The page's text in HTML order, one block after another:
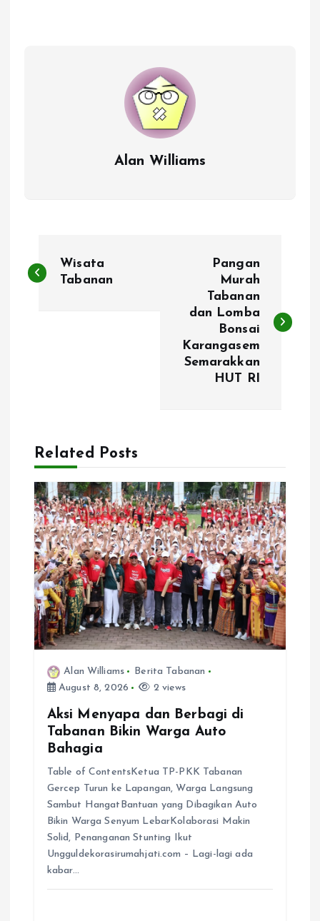
Alan Williams
o
v
g
a
t
Wisata
Tabanan
Pangan
Murah
Tabanan
dan Lomba
Bonsai
Karangasem
Semarakkan
HUT RI
Related Posts
Alan Williams
Berita Tabanan
August 8, 2026
2 views
Aksi Menyapa dan Berbagi di
Tabanan Bikin Warga Auto
Bahagia
Table of ContentsKetua TP-PKK Tabanan
Gercep Turun ke Lapangan, Warga Langsung
Sambut HangatBantuan yang Dibagikan Auto
Bikin Warga Senyum LebarKolaborasi Makin
Solid, Penanganan Stunting Ikut
Ungguldekorasirumahjati.com – Lagi-lagi ada
kabar…